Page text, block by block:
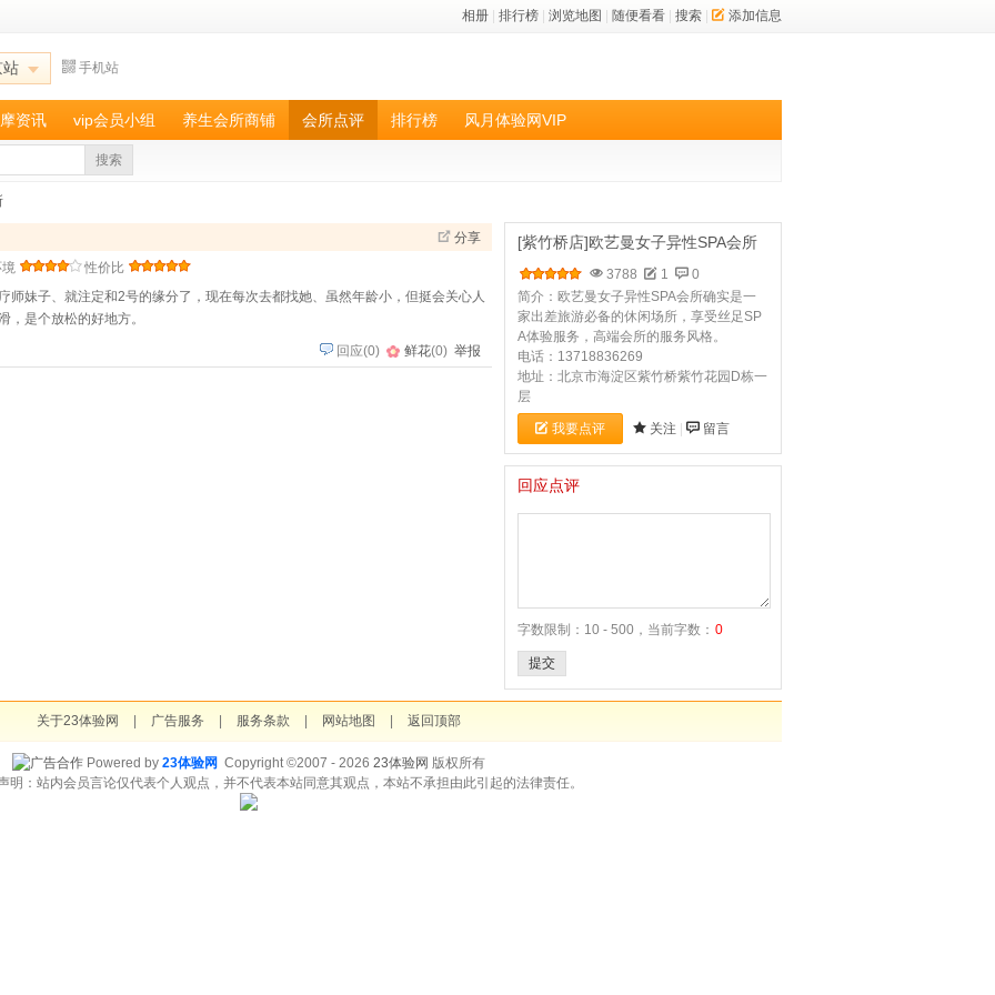
相册 排行榜 浏览地图 随便看看 搜索 添加信息
站 手机站
资讯 vip会员小组 养生会所商铺 会所点评 排行榜 风月体验网VIP
搜索
分享
性价比
师妹子、就注定和2号的缘分了，现在每次去都找她、虽然年龄小，但挺会关心人
，是个放松的好地方。
回应(0) 鲜花(0) 举报
[紫竹桥店]欧艺曼女子异性SPA会所
3788 1
0
简介：欧艺曼女子异性SPA会所确实是一
家出差旅游必备的休闲场所，享受丝足SP
A体验服务，高端会所的服务风格。
电话：13718836269
地址：北京市海淀区紫竹桥紫竹花园D栋一
层
我要点评 关注 留言
回应点评
字数限制：10 - 500，当前字数： 0
提交
关于23体验网 广告服务 服务条款 网站地图 返回顶部
Powered by 23体验网 Copyright ©2007 - 2026 23体验网 版权所有
明：站内会员言论仅代表个人观点，并不代表本站同意其观点，本站不承担由此引起的法律责任。